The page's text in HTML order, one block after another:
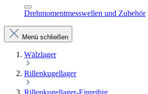
Drehmomentmesswellen und Zubehör
Menü schließen
Wälzlager
Rillenkugellager
Rillenkugellager-Einreihig